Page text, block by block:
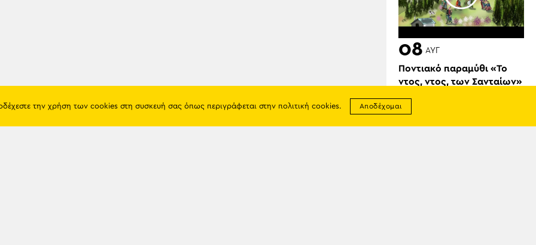
08 ΑΥΓ
Ποντιακό παραμύθι «Το
ντος, ντος, των Σανταίων»
την χρήση των cookies στη συσκευή σας όπως περιγράφεται στην πολιτική cookies. Αποδέχομαι